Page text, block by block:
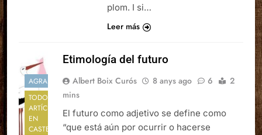
plom. I si…
Leer más
AGRADABLE
TODOS LOS
ARTÍCULOS
EN
CASTELLANO
Etimología del futuro
Albert Boix Curós 8 anys ago 6
2
mins
El futuro como adjetivo se define como
“que está aún por ocurrir o hacerse